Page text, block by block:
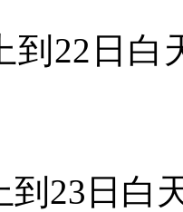
到22日白
到23日白